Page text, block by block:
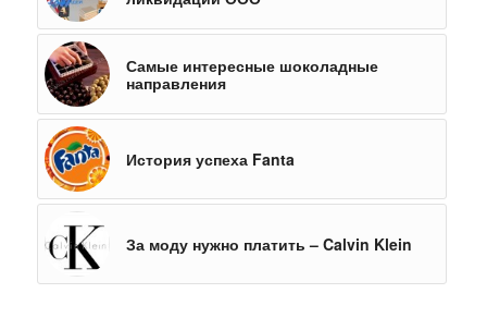
Самые интересные шоколадные
направления
История успеха Fanta
За моду нужно платить – Calvin Klein